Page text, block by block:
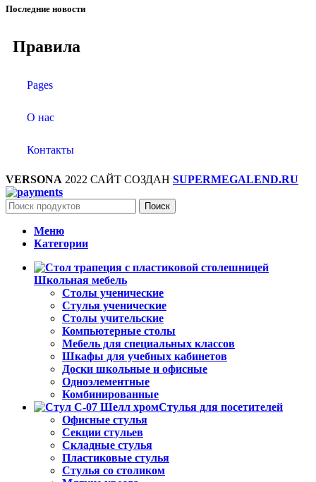
Последние новости
Правила
Pages
О нас
Контакты
VERSONA 2022 САЙТ СОЗДАН SUPERMEGALEND.RU
Поиск
Меню
Категории
Школьная мебель
Столы ученические
Стулья ученические
Столы учительские
Компьютерные столы
Мебель для специальных классов
Шкафы для учебных кабинетов
Доски школьные и офисные
Одноэлементные
Комбинированные
Стулья для посетителей
Офисные стулья
Секции стульев
Складные стулья
Пластиковые стулья
Стулья со столиком